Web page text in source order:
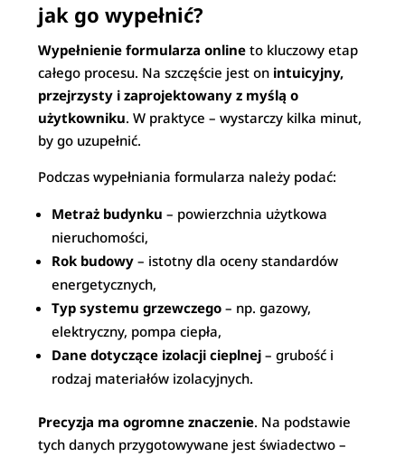
jak go wypełnić?
Wypełnienie formularza online to kluczowy etap
całego procesu. Na szczęście jest on intuicyjny,
przejrzysty i zaprojektowany z myślą o
użytkowniku. W praktyce – wystarczy kilka minut,
by go uzupełnić.
Podczas wypełniania formularza należy podać:
Metraż budynku – powierzchnia użytkowa
nieruchomości,
Rok budowy – istotny dla oceny standardów
energetycznych,
Typ systemu grzewczego – np. gazowy,
elektryczny, pompa ciepła,
Dane dotyczące izolacji cieplnej – grubość i
rodzaj materiałów izolacyjnych.
Precyzja ma ogromne znaczenie. Na podstawie
tych danych przygotowywane jest świadectwo –